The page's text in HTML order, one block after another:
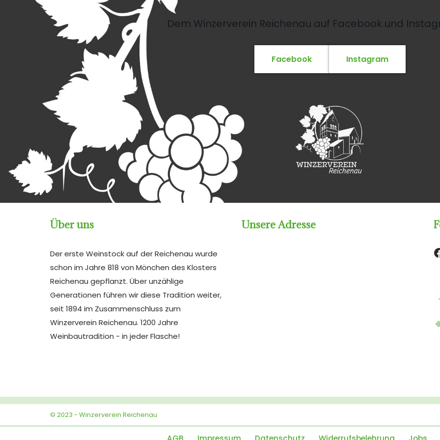
Dem Winzerverein Reichenau auf Facebook und
Facebook Instagram
Über uns
Der erste Weinstock auf der Reichenau wurde
schon im Jahre 818 von Mönchen des Klosters
Reichenau gepflanzt. Über unzählige
Generationen führen wir diese Tradition weiter,
seit 1894 im Zusammenschluss zum
Winzerverein Reichenau. 1200 Jahre
Weinbautradition - in jeder Flasche!
Unsere Adresse
© 2023 - Winzerverein Reichenau